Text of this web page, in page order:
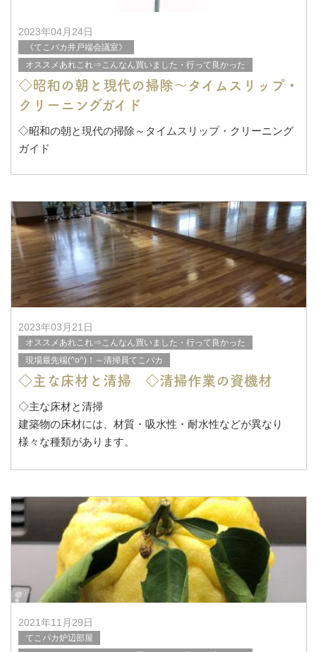
2023年04月24日
《てこパカ井戸端会議室》
オススメあれこれ⇒こんなん買いました・行って良かった
◇昭和の朝と現代の掃除～タイムスリップ・
クリーニングガイド
◇昭和の朝と現代の掃除～タイムスリップ・クリーニング
ガイド
り５時に起きると、
電気炊飯器のスイッチをＯＮ！！
ふわ～っ、とご飯の炊き
2023年03月21日
オススメあれこれ⇒こんなん買いました・行って良かった
現場最先端(^o^)！～清掃員てこパカ
◇主な床材と清掃 ◇清掃作業の資機材
◇主な床材と清掃
建築物の床材には、材質・吸水性・耐水性などが異なり
様々な種類があります。
この投稿をInstagramで見る
2021年11月29日
てこパカ炉辺部屋